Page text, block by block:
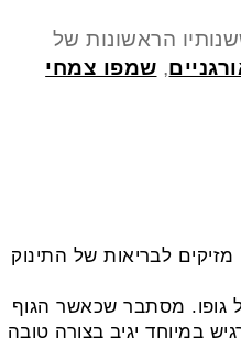
הראשונות של
, שמפו צמחי
לבריאות של התינוק
גופו. מסתבר שכאשר הגוף